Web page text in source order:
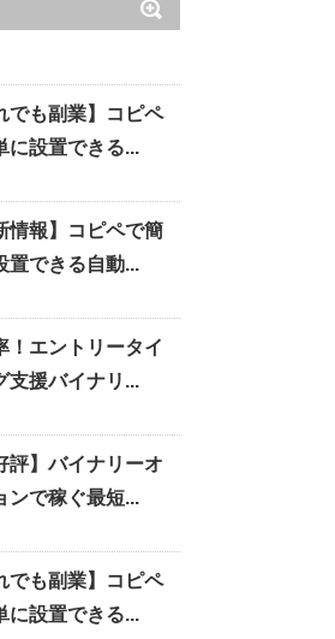
でも副業】コピペ
に設置できる...
情報】コピペで簡
置できる自動...
！エントリータイ
支援バイナリ...
評】バイナリーオ
ンで稼ぐ最短...
でも副業】コピペ
に設置できる...